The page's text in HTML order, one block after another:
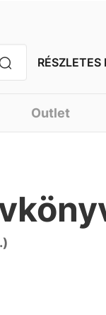
RÉSZLETES
Outlet